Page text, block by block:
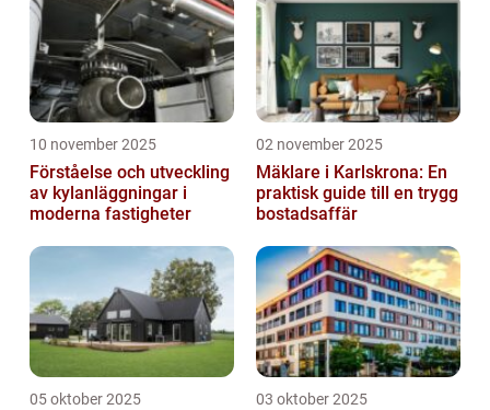
10 november 2025
Förståelse och utveckling
av kylanläggningar i
moderna fastigheter
02 november 2025
Mäklare i Karlskrona: En
praktisk guide till en trygg
bostadsaffär
05 oktober 2025 03 oktober 2025